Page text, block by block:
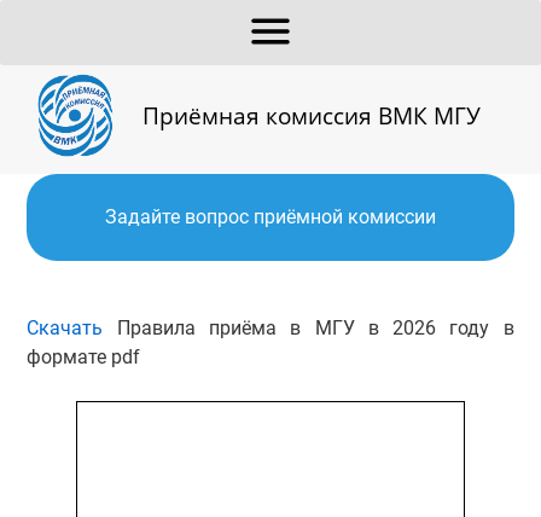
Приёмная комиссия ВМК МГУ
Задайте вопрос приёмной комиссии
Скачать Правила приёма в МГУ в 2026 году в
формате pdf